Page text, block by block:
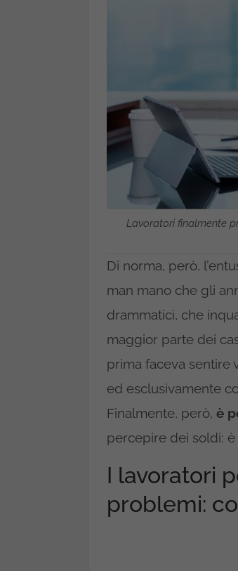
Lavoratori finalmente
Di norma, però,
man mano che gli
drammatici, che
maggior parte dei
prima faceva sentire
ed esclusivamente
Finalmente, però, è
percepire dei soldi: è
I lavoratori
problemi: